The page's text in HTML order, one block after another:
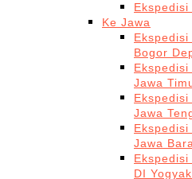
Ke Jawa
Bogor
Jawa
Jawa
Jawa
DI